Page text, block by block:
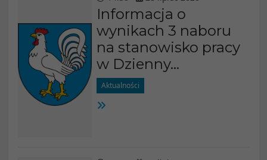
Informacja o
wynikach 3 naboru
na stanowisko pracy
w Dzienny...
Aktualności